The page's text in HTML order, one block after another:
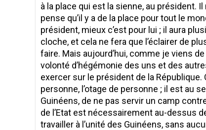
à la place qui est la sienne, au président.
pense qu’il y a de la place pour tout le
président, mieux c’est pour lui ; il aura
cloche, et cela ne fera que l’éclairer de
faire. Mais aujourd’hui, comme je viens
volonté d’hégémonie des uns et des
exercer sur le président de la
personne, l’otage de personne ; il est au
Guinéens, de ne pas servir un camp
de l’Etat est nécessairement au-dessus
travailler à l’unité des Guinéens, sans